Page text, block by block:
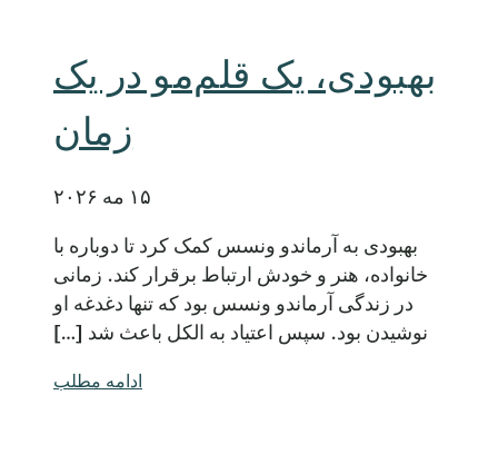
بهبودی، یک قلم‌مو در یک
زمان
۱۵ مه ۲۰۲۶
بهبودی به آرماندو ونسس کمک کرد تا دوباره با
خانواده، هنر و خودش ارتباط برقرار کند. زمانی
در زندگی آرماندو ونسس بود که تنها دغدغه او
نوشیدن بود. سپس اعتیاد به الکل باعث شد […]
ادامه مطلب